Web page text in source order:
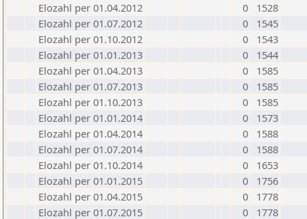
Elozahl per 01.04.2012
0
1528
Elozahl per 01.07.2012
0
1545
Elozahl per 01.10.2012
0
1543
Elozahl per 01.01.2013
0
1544
Elozahl per 01.04.2013
0
1585
Elozahl per 01.07.2013
0
1585
Elozahl per 01.10.2013
0
1585
Elozahl per 01.01.2014
0
1573
Elozahl per 01.04.2014
0
1588
Elozahl per 01.07.2014
0
1588
Elozahl per 01.10.2014
0
1653
Elozahl per 01.01.2015
0
1756
Elozahl per 01.04.2015
0
1778
Elozahl per 01.07.2015
0
1778